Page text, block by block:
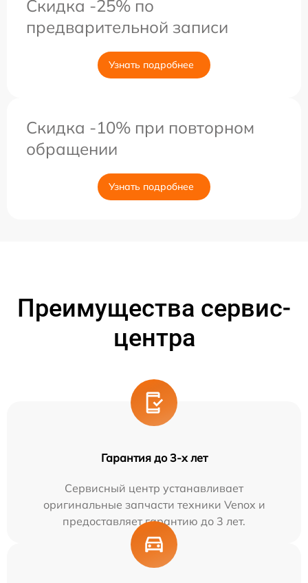
Скидка -25% по
предварительной записи
Узнать подробнее
Скидка -10% при повторном
обращении
Узнать подробнее
Преимущества сервис-
центра
Гарантия до 3-х лет
Сервисный центр устанавливает
оригинальные запчасти техники Venox и
предоставляет гарантию до 3 лет.